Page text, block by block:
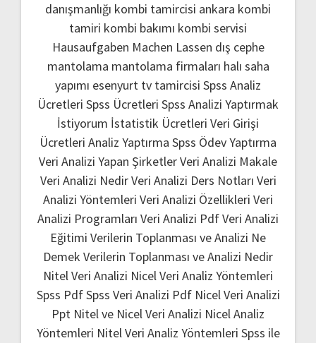
danışmanlığı kombi tamircisi ankara kombi
tamiri kombi bakımı kombi servisi
Hausaufgaben Machen Lassen dış cephe
mantolama mantolama firmaları halı saha
yapımı esenyurt tv tamircisi Spss Analiz
Ücretleri Spss Ücretleri Spss Analizi Yaptırmak
İstiyorum İstatistik Ücretleri Veri Girişi
Ücretleri Analiz Yaptırma Spss Ödev Yaptırma
Veri Analizi Yapan ŞirketlerVeri Analizi Makale
Veri Analizi NedirVeri Analizi Ders Notları Veri
Analizi Yöntemleri Veri Analizi Özellikleri Veri
Analizi Programları Veri Analizi PdfVeri Analizi
Eğitimi Verilerin Toplanması ve Analizi Ne
Demek Verilerin Toplanması ve Analizi Nedir
Nitel Veri Analizi Nicel Veri Analiz Yöntemleri
Spss PdfSpss Veri Analizi Pdf Nicel Veri Analizi
Ppt Nitel ve Nicel Veri Analizi Nicel Analiz
Yöntemleri Nitel Veri Analiz Yöntemleri Spss ile